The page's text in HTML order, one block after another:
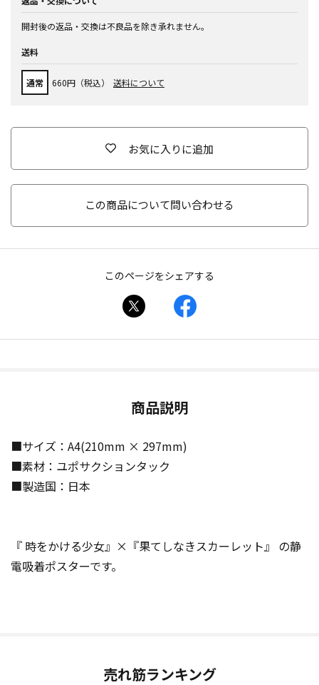
開封後の返品・交換は不良品を除き承れません。
送料
通常 660円（税込） 送料について
お気に入りに追加
この商品について問い合わせる
このページをシェアする
商品説明
■サイズ：A4(210mm × 297mm)
■素材：ユポサクションタック
■製造国：日本
『 時をかける少女』×『果てしなきスカーレット』 の静
電吸着ポスターです。
売れ筋ランキング